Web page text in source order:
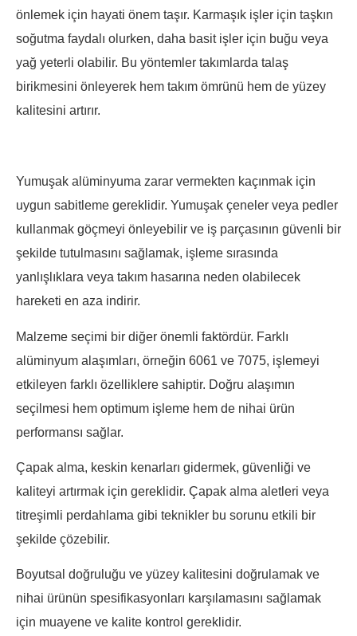
önlemek için hayati önem taşır. Karmaşık işler için taşkın
soğutma faydalı olurken, daha basit işler için buğu veya
yağ yeterli olabilir. Bu yöntemler takımlarda talaş
birikmesini önleyerek hem takım ömrünü hem de yüzey
kalitesini artırır.
Yumuşak alüminyuma zarar vermekten kaçınmak için
uygun sabitleme gereklidir. Yumuşak çeneler veya pedler
kullanmak göçmeyi önleyebilir ve iş parçasının güvenli bir
şekilde tutulmasını sağlamak, işleme sırasında
yanlışlıklara veya takım hasarına neden olabilecek
hareketi en aza indirir.
Malzeme seçimi bir diğer önemli faktördür. Farklı
alüminyum alaşımları, örneğin 6061 ve 7075, işlemeyi
etkileyen farklı özelliklere sahiptir. Doğru alaşımın
seçilmesi hem optimum işleme hem de nihai ürün
performansı sağlar.
Çapak alma, keskin kenarları gidermek, güvenliği ve
kaliteyi artırmak için gereklidir. Çapak alma aletleri veya
titreşimli perdahlama gibi teknikler bu sorunu etkili bir
şekilde çözebilir.
Boyutsal doğruluğu ve yüzey kalitesini doğrulamak ve
nihai ürünün spesifikasyonları karşılamasını sağlamak
için muayene ve kalite kontrol gereklidir.